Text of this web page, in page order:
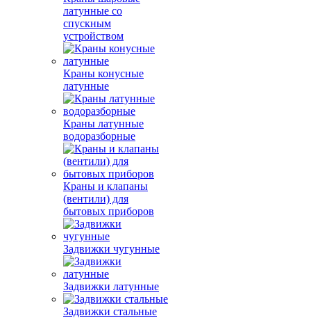
латунные со
спускным
устройством
Краны конусные
латунные
Краны латунные
водоразборные
Краны и клапаны
(вентили) для
бытовых приборов
Задвижки чугунные
Задвижки латунные
Задвижки стальные